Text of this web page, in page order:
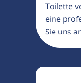
Toilette
eine
Sie uns